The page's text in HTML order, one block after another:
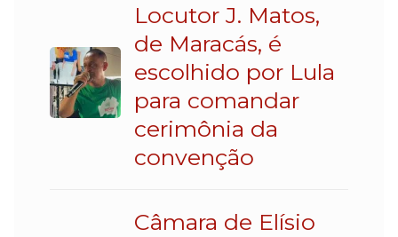
Locutor J. Matos,
de Maracás, é
escolhido por Lula
para comandar
cerimônia da
convenção
Câmara de Elísio